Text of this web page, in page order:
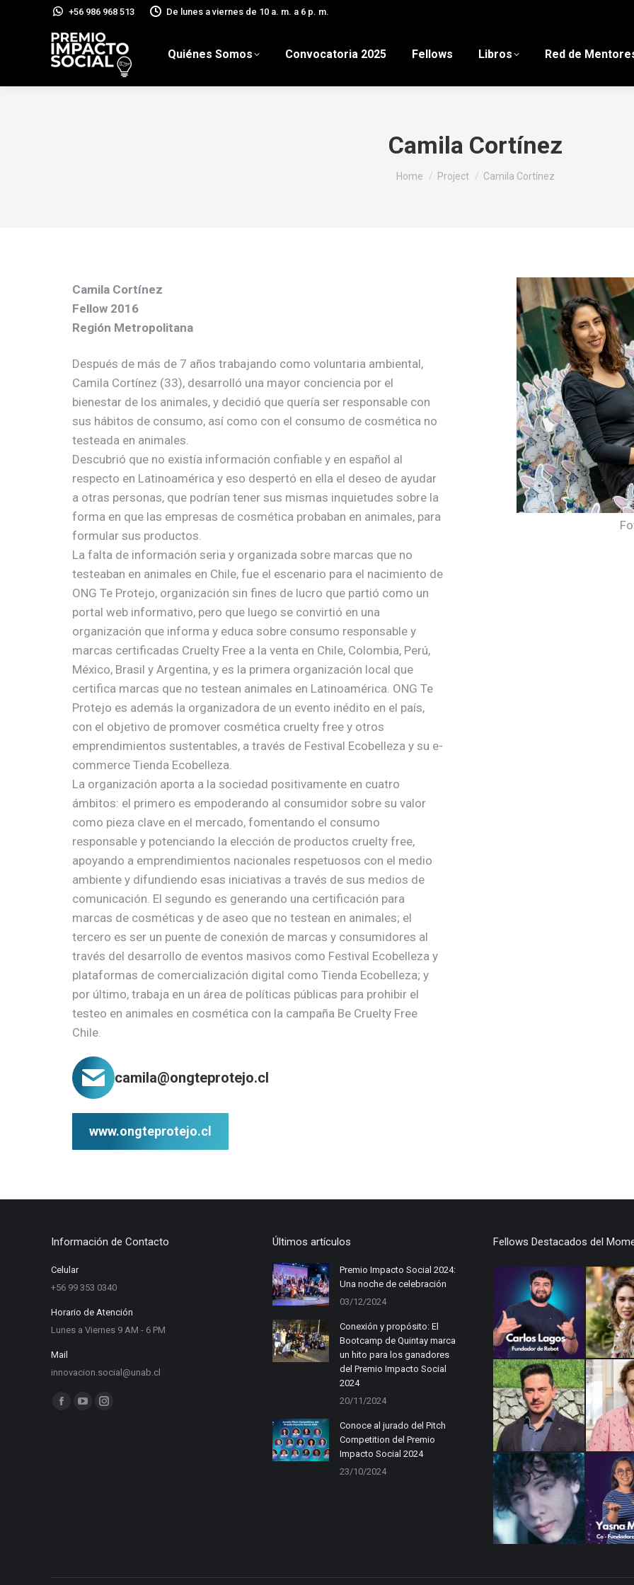
+56 986 968 513 De lunes a viernes de 10 a. m. a 6 p. m.
Quiénes Somos Convocatoria 2025 Fellows Libros Red de
Camila Cortínez
You are here:
Home Project Camila Cortínez
Camila Cortínez
Fellow 2016
Región Metropolitana
Después de más de 7 años trabajando como voluntaria ambiental,
Camila Cortínez (33), desarrolló una mayor conciencia por el
bienestar de los animales, y decidió que quería ser responsable con
sus hábitos de consumo, así como con el consumo de cosmética no
testeada en animales.
Descubrió que no existía información confiable y en español al
respecto en Latinoamérica y eso despertó en ella el deseo de ayudar
a otras personas, que podrían tener sus mismas inquietudes sobre la
forma en que las empresas de cosmética probaban en animales, para
formular sus productos.
La falta de información seria y organizada sobre marcas que no
testeaban en animales en Chile, fue el escenario para el nacimiento de
ONG Te Protejo, organización sin fines de lucro que partió como un
portal web informativo, pero que luego se convirtió en una
organización que informa y educa sobre consumo responsable y
marcas certificadas Cruelty Free a la venta en Chile, Colombia, Perú,
México, Brasil y Argentina, y es la primera organización local que
certifica marcas que no testean animales en Latinoamérica. ONG Te
Protejo es además la organizadora de un evento inédito en el país,
con el objetivo de promover cosmética cruelty free y otros
emprendimientos sustentables, a través de Festival Ecobelleza y su e-
commerce Tienda Ecobelleza.
La organización aporta a la sociedad positivamente en cuatro
ámbitos: el primero es empoderando al consumidor sobre su valor
como pieza clave en el mercado, fomentando el consumo
responsable y potenciando la elección de productos cruelty free,
apoyando a emprendimientos nacionales respetuosos con el medio
ambiente y difundiendo esas iniciativas a través de sus medios de
comunicación. El segundo es generando una certificación para
marcas de cosméticas y de aseo que no testean en animales; el
tercero es ser un puente de conexión de marcas y consumidores al
través del desarrollo de eventos masivos como Festival Ecobelleza y
plataformas de comercialización digital como Tienda Ecobelleza; y
por último, trabaja en un área de políticas públicas para prohibir el
testeo en animales en cosmética con la campaña Be Cruelty Free
Chile.
camila@ongteprotejo.cl
www.ongteprotejo.cl
Información de Contacto
Celular
+56 99 353 0340
Horario de Atención
Lunes a Viernes 9 AM - 6 PM
Mail
innovacion.social@unab.cl
Find us on:
Facebook
YouTubeInstagram
Últimos artículos
Premio Impacto Social 2024:
Una noche de celebración
03/12/2024
Conexión y propósito: El
Bootcamp de Quintay marca
un hito para los ganadores
del Premio Impacto Social
2024
20/11/2024
Conoce al jurado del Pitch
Competition del Premio
Impacto Social 2024
23/10/2024
Fellows Destacados del